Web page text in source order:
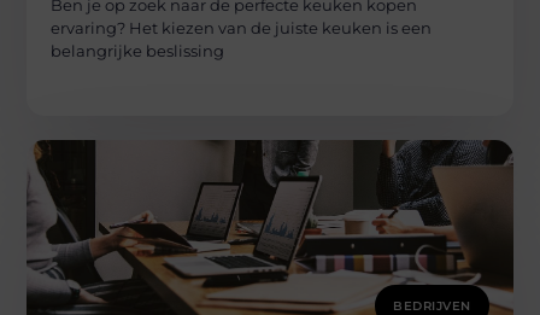
Ben je op zoek naar de perfecte keuken kopen
ervaring? Het kiezen van de juiste keuken is een
belangrijke beslissing
BEDRIJVEN